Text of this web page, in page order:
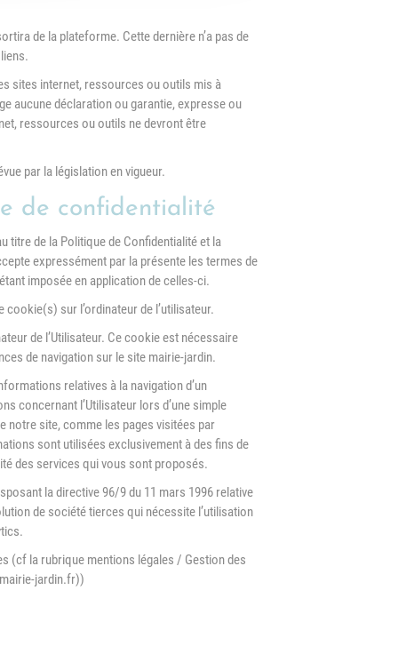
de la plateforme. Cette dernière n’a pas de
sites internet, ressources ou outils mis à
aucune déclaration ou garantie, expresse ou
ressources ou outils ne devront être
par la législation en vigueur.
de confidentialité
titre de la Politique de Confidentialité et la
expressément par la présente les termes de
imposée en application de celles-ci.
sur l’ordinateur de l’utilisateur.
de l’Utilisateur. Ce cookie est nécessaire
de navigation sur le site mairie-jardin.
relatives à la navigation d’un
concernant l’Utilisateur lors d’une simple
notre site, comme les pages visitées par
sont utilisées exclusivement à des fins de
des services qui vous sont proposés.
la directive 96/9 du 11 mars 1996 relative
de société tierces qui nécessite l’utilisation
(cf la rubrique mentions légales / Gestion des
jardin.fr))